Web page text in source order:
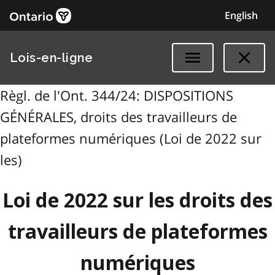
English
Lois-en-ligne
Règl. de l'Ont. 344/24: DISPOSITIONS
GÉNÉRALES, droits des travailleurs de
plateformes numériques (Loi de 2022 sur
les)
Loi de 2022 sur les droits des
travailleurs de plateformes
numériques